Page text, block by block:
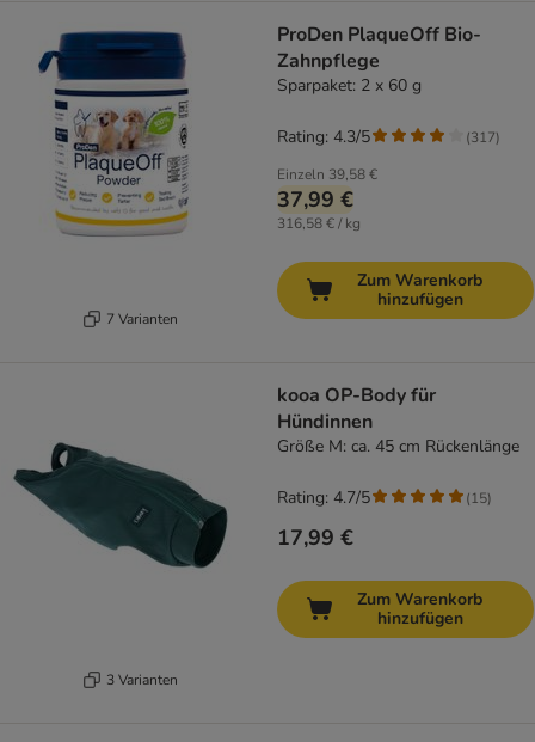
7 Varianten
ProDen PlaqueOff Bio-
Zahnpflege
Sparpaket: 2 x 60 g
Einzeln 39,58 €
37,99 €
316,58 € / kg
Rating: 4.3/5 (317)
Zum Warenkorb
hinzufügen
3 Varianten
kooa OP-Body für
Hündinnen
Größe M: ca. 45 cm Rückenlänge
17,99 €
Rating: 4.7/5 (15)
Zum Warenkorb
hinzufügen